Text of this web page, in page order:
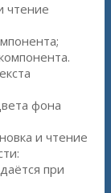
чтение
фона
и чтение
при